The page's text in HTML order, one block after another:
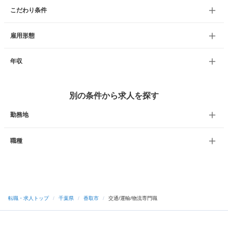
こだわり条件
雇用形態
年収
別の条件から求人を探す
勤務地
職種
転職・求人トップ / 千葉県 / 香取市 / 交通/運輸/物流専門職